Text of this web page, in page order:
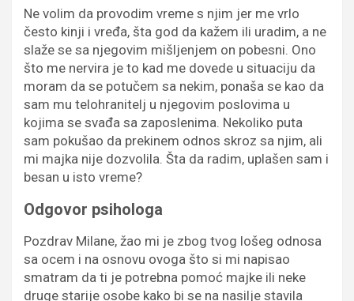
Ne volim da provodim vreme s njim jer me vrlo
često kinji i vređa, šta god da kažem ili uradim, a ne
slaže se sa njegovim mišljenjem on pobesni. Ono
što me nervira je to kad me dovede u situaciju da
moram da se potučem sa nekim, ponaša se kao da
sam mu telohranitelj u njegovim poslovima u
kojima se svađa sa zaposlenima. Nekoliko puta
sam pokušao da prekinem odnos skroz sa njim, ali
mi majka nije dozvolila. Šta da radim, uplašen sam i
besan u isto vreme?
Odgovor psihologa
Pozdrav Milane, žao mi je zbog tvog lošeg odnosa
sa ocem i na osnovu ovoga što si mi napisao
smatram da ti je potrebna pomoć majke ili neke
druge starije osobe kako bi se na nasilje stavila